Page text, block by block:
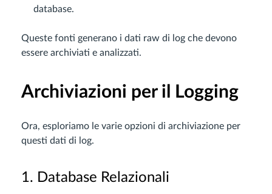
database.
Queste fonti generano i dati raw di log che devono
essere archiviati e analizzati.
Archiviazioni per il Logging
Ora, esploriamo le varie opzioni di archiviazione per
questi dati di log.
1. Database Relazionali